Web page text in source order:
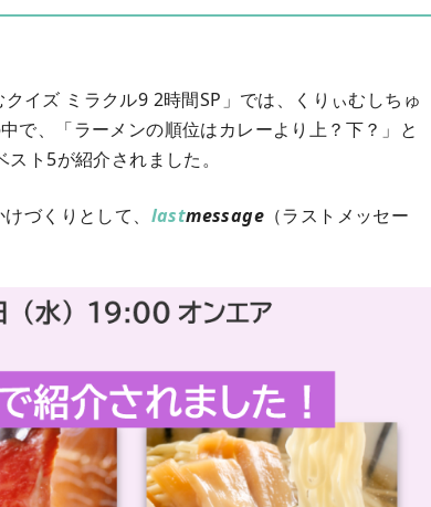
イズ ミラクル9 2時間SP」では、くりぃむしちゅ
で、「ラーメンの順位はカレーより上？下？」と
スト5が紹介されました。
づくりとして、 lastmessage （ラストメッセー